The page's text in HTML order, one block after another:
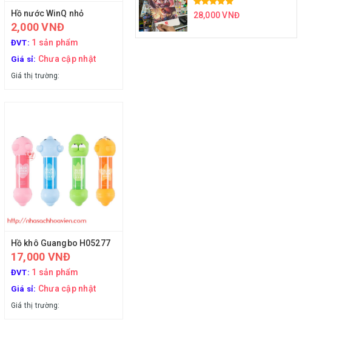
Hồ nước WinQ nhỏ
2,000 VNĐ
ĐVT: 1 sản phẩm
Giá sỉ: Chưa cập nhật
Giá thị trường:
Hồ khô Guangbo H05277
17,000 VNĐ
ĐVT: 1 sản phẩm
Giá sỉ: Chưa cập nhật
Giá thị trường:
28,000 VNĐ